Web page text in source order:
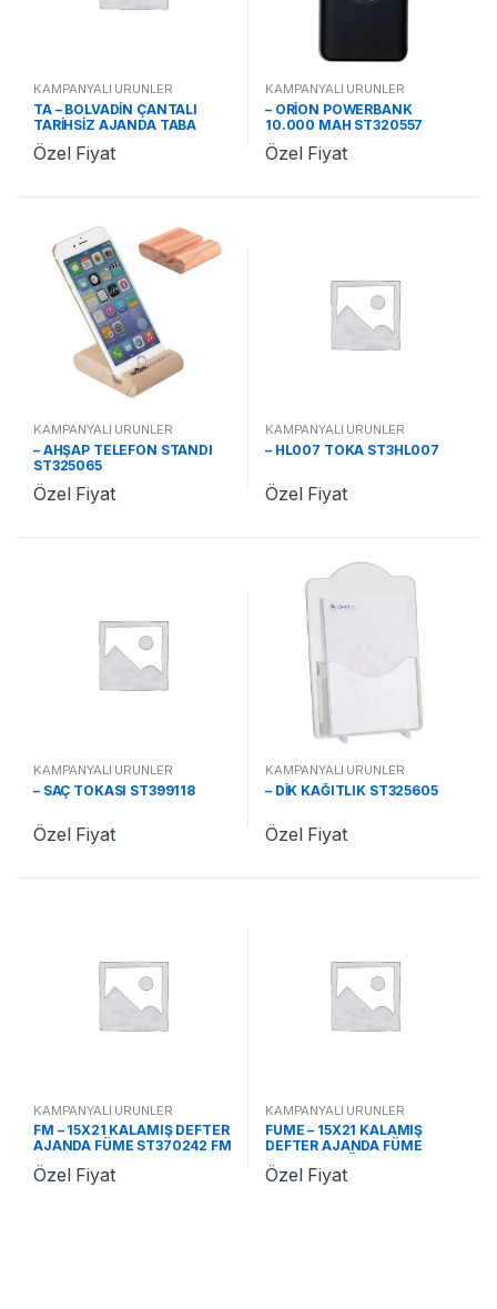
KAMPANYALI ÜRÜNLER
TA – BOLVADİN ÇANTALI
TARİHSİZ AJANDA TABA
ST370478 TA
Özel Fiyat
KAMPANYALI ÜRÜNLER
– ORİON POWERBANK
10.000 MAH ST320557
Özel Fiyat
KAMPANYALI ÜRÜNLER
– AHŞAP TELEFON STANDI
ST325065
Özel Fiyat
KAMPANYALI ÜRÜNLER
– HL007 TOKA ST3HL007
Özel Fiyat
KAMPANYALI ÜRÜNLER
– SAÇ TOKASI ST399118
Özel Fiyat
KAMPANYALI ÜRÜNLER
– DİK KAĞITLIK ST325605
Özel Fiyat
KAMPANYALI ÜRÜNLER
FM – 15X21 KALAMIŞ DEFTER
AJANDA FÜME ST370242 FM
Özel Fiyat
KAMPANYALI ÜRÜNLER
FÜME – 15X21 KALAMIŞ
DEFTER AJANDA FÜME
ST370242 FÜME
Özel Fiyat